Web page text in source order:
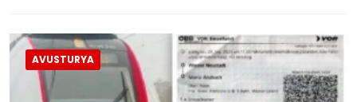
AVUSTURYA